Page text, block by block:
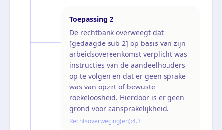
Toepassing 2
De rechtbank overweegt dat
[gedaagde sub 2] op basis van zijn
arbeidsovereenkomst verplicht was
instructies van de aandeelhouders
op te volgen en dat er geen sprake
was van opzet of bewuste
roekeloosheid. Hierdoor is er geen
grond voor aansprakelijkheid.
Rechtsoverweging(en):4.3